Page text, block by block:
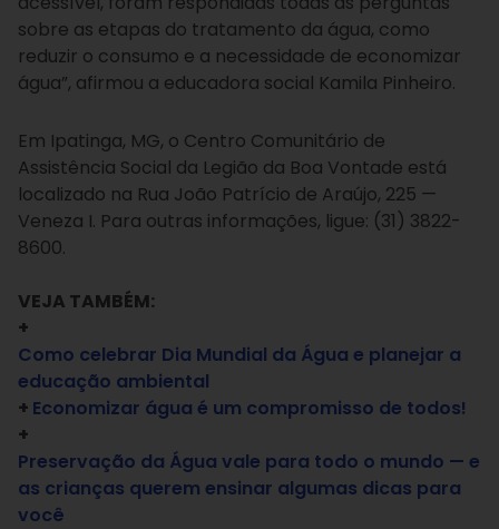
sobre as etapas do tratamento da água, como
reduzir o consumo e a necessidade de economizar
água”, afirmou a educadora social Kamila Pinheiro.
Em Ipatinga, MG, o Centro Comunitário de
Assistência Social da Legião da Boa Vontade está
localizado na Rua João Patrício de Araújo, 225 —
Veneza I. Para outras informações, ligue: (31) 3822-
8600.
VEJA TAMBÉM:
+
Como celebrar Dia Mundial da Água e planejar a
educação ambiental
+ Economizar água é um compromisso de todos!
+
Preservação da Água vale para todo o mundo — e
as crianças querem ensinar algumas dicas para
você